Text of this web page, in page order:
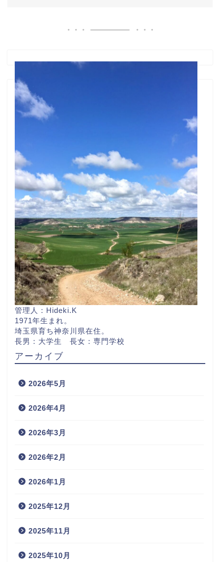
管理人：Hideki.K
1971年生まれ。
埼玉県育ち神奈川県在住。
長男：大学生 長女：専門学校
アーカイブ
2026年5月
2026年4月
2026年3月
2026年2月
2026年1月
2025年12月
2025年11月
2025年10月